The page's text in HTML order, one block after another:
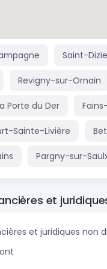
Saint-
Revigny-sur-Ornain
Porte du Der
Sainte-Livière
Pargny-sur-
et
et juridiques non